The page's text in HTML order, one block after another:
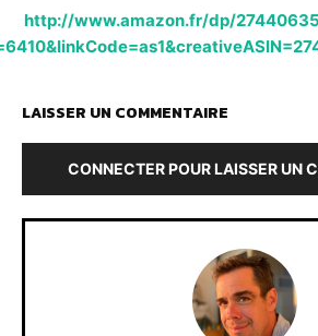
http://www.amazon.fr/dp/
LAISSER UN COMMENTAIRE
CONNECTER POUR LAISSER UN